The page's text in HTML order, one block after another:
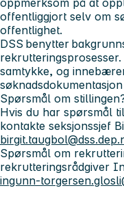
offentliggjort selv om
offentlighet.
DSS benytter
samtykke, og
Spørsmål om
Hvis du har spørsmål
kontakte seksjonssjef
Spørsmål om
rekrutteringsrådgiver
ingunn-